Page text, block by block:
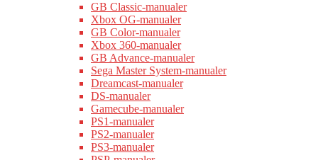
GB Classic-manualer
Xbox OG-manualer
GB Color-manualer
Xbox 360-manualer
GB Advance-manualer
Sega Master System-manualer
Dreamcast-manualer
DS-manualer
Gamecube-manualer
PS1-manualer
PS2-manualer
PS3-manualer